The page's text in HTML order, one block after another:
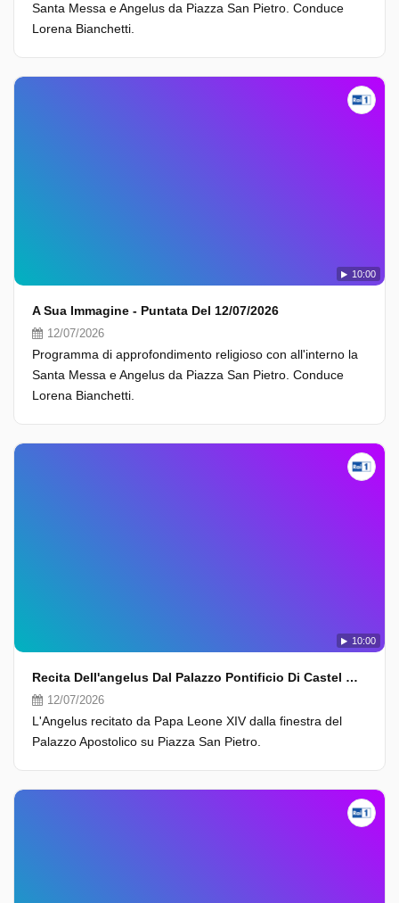
Santa Messa e Angelus da Piazza San Pietro. Conduce
Lorena Bianchetti.
10:00
A Sua Immagine - Puntata Del 12/07/2026
12/07/2026
Programma di approfondimento religioso con all'interno la
Santa Messa e Angelus da Piazza San Pietro. Conduce
Lorena Bianchetti.
10:00
Recita Dell'angelus Dal Palazzo Pontificio Di Castel Gandolfo
12/07/2026
L'Angelus recitato da Papa Leone XIV dalla finestra del
Palazzo Apostolico su Piazza San Pietro.